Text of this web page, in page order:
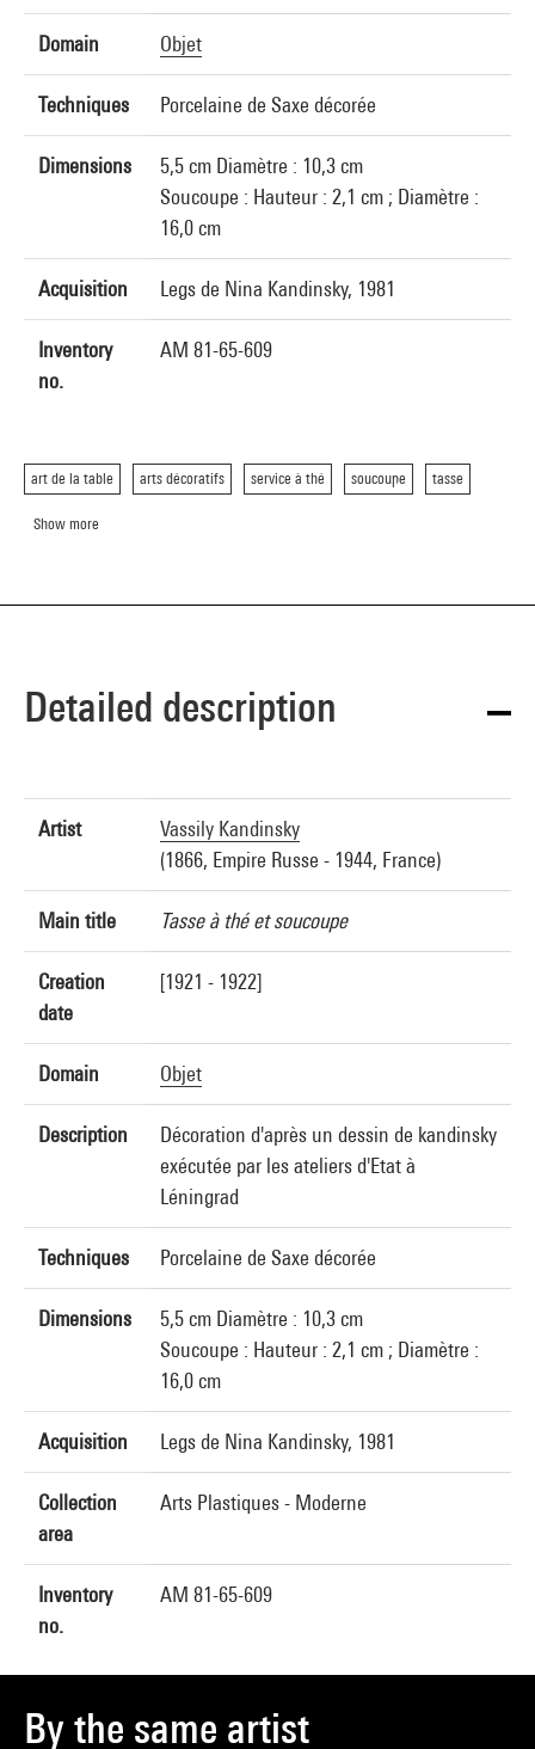
Domain Objet
Techniques Porcelaine de Saxe décorée
Dimensions
5,5 cm Diamètre : 10,3 cm
Soucoupe : Hauteur : 2,1 cm ; Diamètre :
16,0 cm
Acquisition Legs de Nina Kandinsky, 1981
Inventory
no.
AM 81-65-609
art de la table arts décoratifs service à thé soucoupe tasse
Show more
Detailed description
Artist
Vassily Kandinsky
(1866, Empire Russe - 1944, France)
Main title Tasse à thé et soucoupe
Creation
date
[1921 - 1922]
Domain Objet
Description
Décoration d'après un dessin de kandinsky
exécutée par les ateliers d'Etat à
Léningrad
Techniques Porcelaine de Saxe décorée
Dimensions
5,5 cm Diamètre : 10,3 cm
Soucoupe : Hauteur : 2,1 cm ; Diamètre :
16,0 cm
Acquisition Legs de Nina Kandinsky, 1981
Collection
area
Arts Plastiques - Moderne
Inventory
no.
AM 81-65-609
By the same artist